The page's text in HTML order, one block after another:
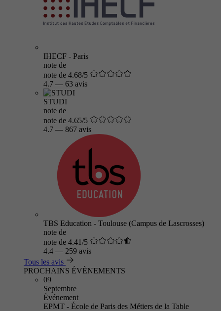
IHECF - Paris
note de
note de 4.68/5
4.7 — 63 avis
STUDI
note de
note de 4.65/5
4.7 — 867 avis
TBS Education - Toulouse (Campus de Lascrosses)
note de
note de 4.41/5
4.4 — 259 avis
Tous les avis
PROCHAINS ÉVÈNEMENTS
09
Septembre
Événement
EPMT - École de Paris des Métiers de la Table